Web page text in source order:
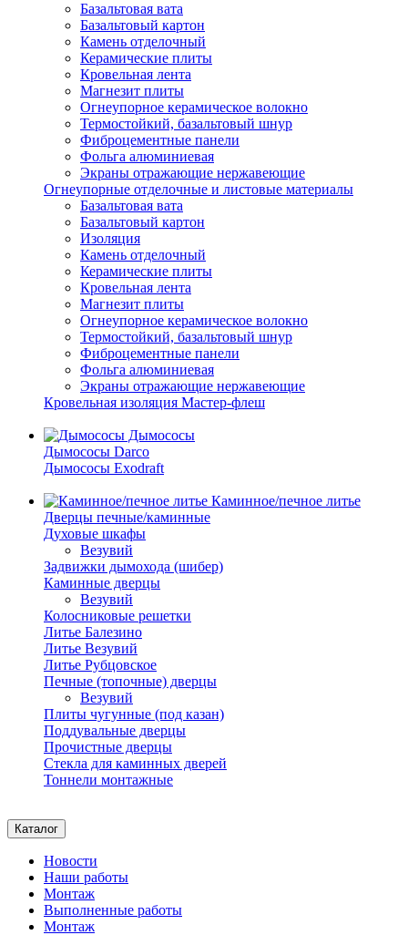
Базальтовая вата
Базальтовый картон
Камень отделочный
Керамические плиты
Кровельная лента
Магнезит плиты
Огнеупорное керамическое волокно
Термостойкий, базальтовый шнур
Фиброцементные панели
Фольга алюминиевая
Экраны отражающие нержавеющие
Огнеупорные отделочные и листовые материалы
Базальтовая вата
Базальтовый картон
Изоляция
Камень отделочный
Керамические плиты
Кровельная лента
Магнезит плиты
Огнеупорное керамическое волокно
Термостойкий, базальтовый шнур
Фиброцементные панели
Фольга алюминиевая
Экраны отражающие нержавеющие
Кровельная изоляция Мастер-флеш
Дымососы
Дымососы Darco
Дымососы Exodraft
Каминное/печное литье
Дверцы печные/каминные
Духовые шкафы
Везувий
Задвижки дымохода (шибер)
Каминные дверцы
Везувий
Колосниковые решетки
Литье Балезино
Литье Везувий
Литье Рубцовское
Печные (топочные) дверцы
Везувий
Плиты чугунные (под казан)
Поддувальные дверцы
Прочистные дверцы
Стекла для каминных дверей
Тоннели монтажные
Каталог
Новости
Наши работы
Монтаж
Выполненные работы
Монтаж